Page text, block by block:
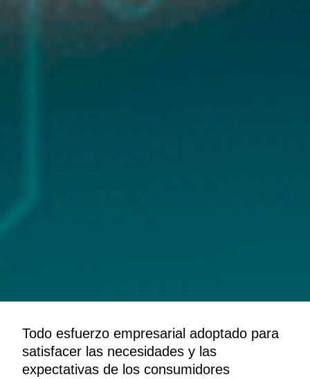
Todo esfuerzo empresarial adoptado para
satisfacer las necesidades y las
expectativas de los consumidores